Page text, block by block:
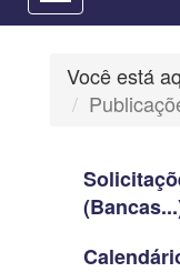
Você está